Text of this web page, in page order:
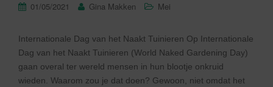
01/05/2021 Gina Makken Mei
Internationale Dag van het Naakt Tuinieren Op Internationale
Dag van het Naakt Tuinieren (World Naked Gardening Day)
gaan overal ter wereld mensen in hun blootje onkruid
wieden. Waarom zou je dat doen? Gewoon, niet omdat het